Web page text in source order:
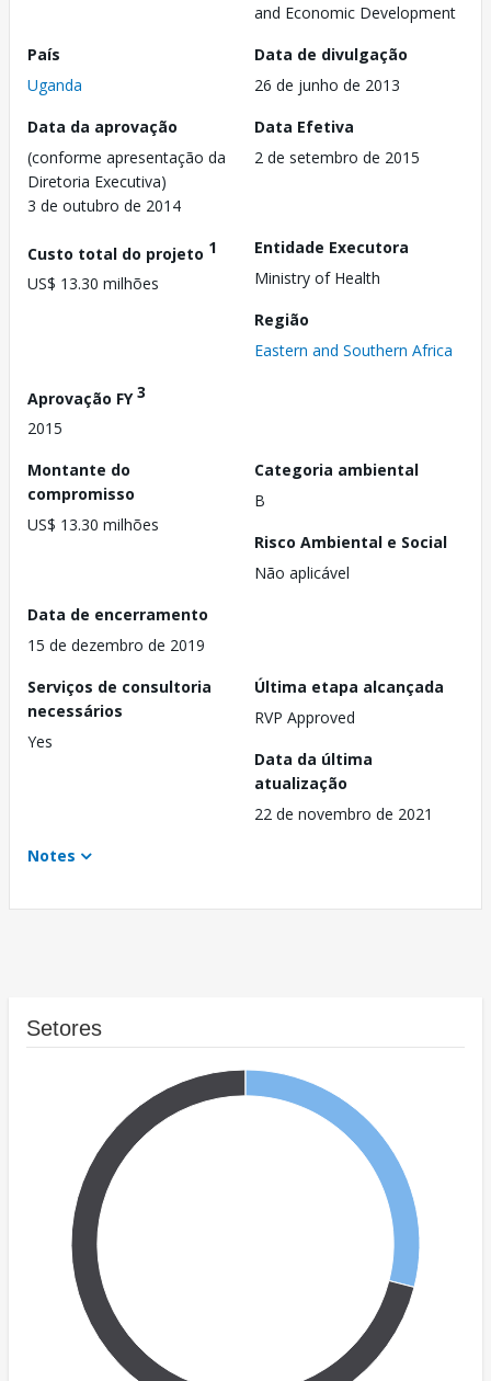
and Economic Development
País
Uganda
Data de divulgação
26 de junho de 2013
Data da aprovação
(conforme apresentação da
Diretoria Executiva)
3 de outubro de 2014
Data Efetiva
2 de setembro de 2015
Custo total do projeto 1
US$ 13.30 milhões
Entidade Executora
Ministry of Health
Região
Eastern and Southern Africa
Aprovação FY3
2015
Montante do
compromisso
US$ 13.30 milhões
Categoria ambiental
B
Risco Ambiental e Social
Não aplicável
Data de encerramento
15 de dezembro de 2019
Serviços de consultoria
necessários
Yes
Última etapa alcançada
RVP Approved
Data da última
atualização
22 de novembro de 2021
Notes
Setores